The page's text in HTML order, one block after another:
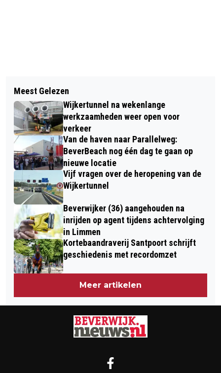
KINDERMIDDAG OVER ROOFVOGELS
BIJ HET KOETSHUIJS IN HEEMSKERK
GEBOORTES I HUWELIJKEN I
OVERLEDEN
Meest Gelezen
Wijkertunnel na wekenlange
werkzaamheden weer open voor
verkeer
Van de haven naar Parallelweg:
BeverBeach nog één dag te gaan op
nieuwe locatie
Vijf vragen over de heropening van de
Wijkertunnel
Beverwijker (36) aangehouden na
inrijden op agent tijdens achtervolging
in Limmen
Kortebaandraverij Santpoort schrijft
geschiedenis met recordomzet
Meer artikelen